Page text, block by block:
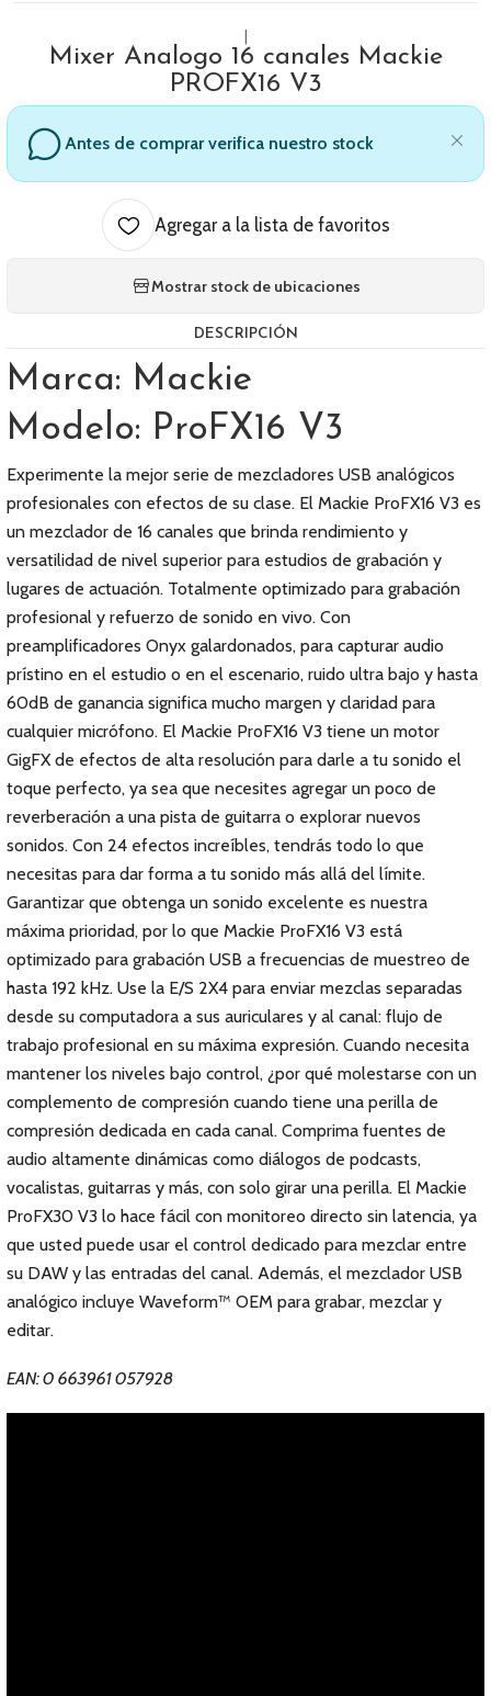
Mixer Analogo 16 canales Mackie
PROFX16 V3
Antes de comprar verifica nuestro stock
Agregar a la lista de favoritos
Mostrar stock de ubicaciones
DESCRIPCIÓN
Marca: Mackie
Modelo: ProFX16 V3
Experimente la mejor serie de mezcladores USB analógicos
profesionales con efectos de su clase. El Mackie ProFX16 V3 es
un mezclador de 16 canales que brinda rendimiento y
versatilidad de nivel superior para estudios de grabación y
lugares de actuación. Totalmente optimizado para grabación
profesional y refuerzo de sonido en vivo. Con
preamplificadores Onyx galardonados, para capturar audio
prístino en el estudio o en el escenario, ruido ultra bajo y hasta
60dB de ganancia significa mucho margen y claridad para
cualquier micrófono. El Mackie ProFX16 V3 tiene un motor
GigFX de efectos de alta resolución para darle a tu sonido el
toque perfecto, ya sea que necesites agregar un poco de
reverberación a una pista de guitarra o explorar nuevos
sonidos. Con 24 efectos increíbles, tendrás todo lo que
necesitas para dar forma a tu sonido más allá del límite.
Garantizar que obtenga un sonido excelente es nuestra
máxima prioridad, por lo que Mackie ProFX16 V3 está
optimizado para grabación USB a frecuencias de muestreo de
hasta 192 kHz. Use la E/S 2X4 para enviar mezclas separadas
desde su computadora a sus auriculares y al canal: flujo de
trabajo profesional en su máxima expresión. Cuando necesita
mantener los niveles bajo control, ¿por qué molestarse con un
complemento de compresión cuando tiene una perilla de
compresión dedicada en cada canal. Comprima fuentes de
audio altamente dinámicas como diálogos de podcasts,
vocalistas, guitarras y más, con solo girar una perilla. El Mackie
ProFX30 V3 lo hace fácil con monitoreo directo sin latencia, ya
que usted puede usar el control dedicado para mezclar entre
su DAW y las entradas del canal. Además, el mezclador USB
analógico incluye Waveform™ OEM para grabar, mezclar y
editar.
EAN: 0 663961 057928